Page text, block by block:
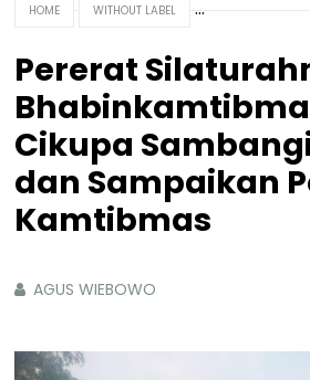
HOME WITHOUT LABEL
Pererat
Cikupa
dan Sampaikan
Kamtibmas
AGUS WIEBOWO